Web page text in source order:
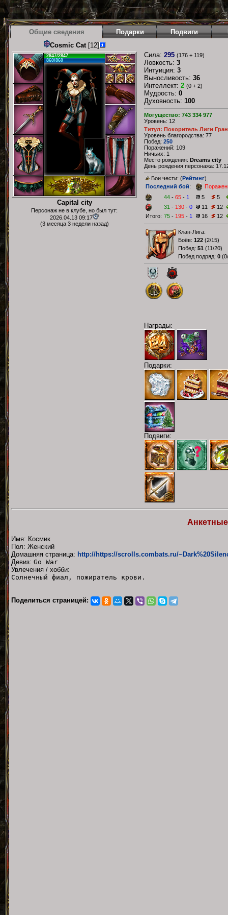
Общие сведения Подарки Подвиги
Cosmic Cat[12]
2847/2847
860/860
Capital city
Персонаж не в клубе, но был тут:
2026.04.13 09:17
(3 месяца 3 недели назад)
Сила: 295 (176 + 119)
Ловкость: 3
Интуиция: 3
Выносливость: 36
Интеллект: 2 (0 + 2)
Мудрость: 0
Духовность: 100
Могущество: 743 334 977
Уровень: 12
Титул: Покоритель Лиги
Уровень благородства: 77
Побед: 250
Поражений: 109
Ничьих: 1
Место рождения: Dreams city
День рождения персонажа:
Бои чести: (Рейтинг)
Последний бой:
44 - 65 - 1 5
5
31 - 130 - 0 11
12
Итого: 75 - 195 - 1 16 12
Клан-Лига:
Боёв: 122 (2/15)
Побед: 51 (11/20)
Побед подряд: 0 (
Награды:
Подарки:
Подвиги:
Имя: Космик
Пол: Женский
Домашняя страница: http://https://scrolls.combats.ru/
Девиз: Go War
Увлечения / хобби:
Солнечный фиал, пожиратель крови.
Поделиться страницей: